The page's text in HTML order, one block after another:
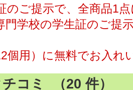
のご提示で、全商品1
門学校の学生証のご提
個用）に無料でお入れ
チコミ （20 件）